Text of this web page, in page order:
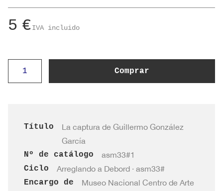
5 € IVA incluido
González
cantidad
Comprar
Título
La captura de Guillermo González
García
Nº de catálogo
asm33#1
Ciclo
Arreglando a Debord · asm33#
Encargo de
Museo Nacional Centro de Arte